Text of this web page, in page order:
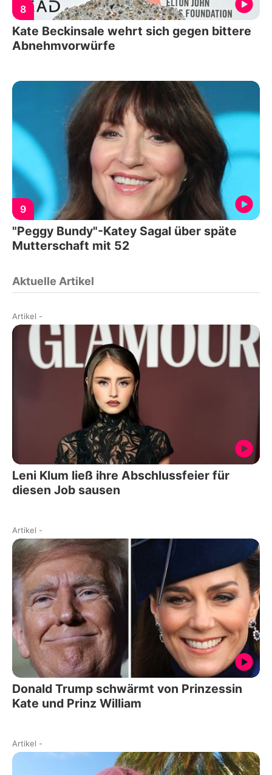
8
Kate Beckinsale wehrt sich gegen bittere
Abnehmvorwürfe
9
"Peggy Bundy"-Katey Sagal über späte
Mutterschaft mit 52
Aktuelle Artikel
Artikel -
Leni Klum ließ ihre Abschlussfeier für
diesen Job sausen
Artikel -
Donald Trump schwärmt von Prinzessin
Kate und Prinz William
Artikel -